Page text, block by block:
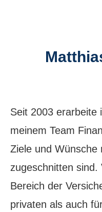
Seit 2003 erarbeite
meinem Team
Ziele und Wünsche
zugeschnitten sind.
Bereich der
privaten als auch